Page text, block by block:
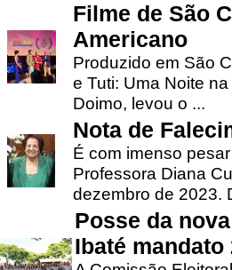
Filme de São
Americano
Produzido em São
e Tuti: Uma Noite
Doimo, levou o ...
Nota de
É com imenso
Professora Diana
dezembro de 2023.
Posse da
Ibaté mandato